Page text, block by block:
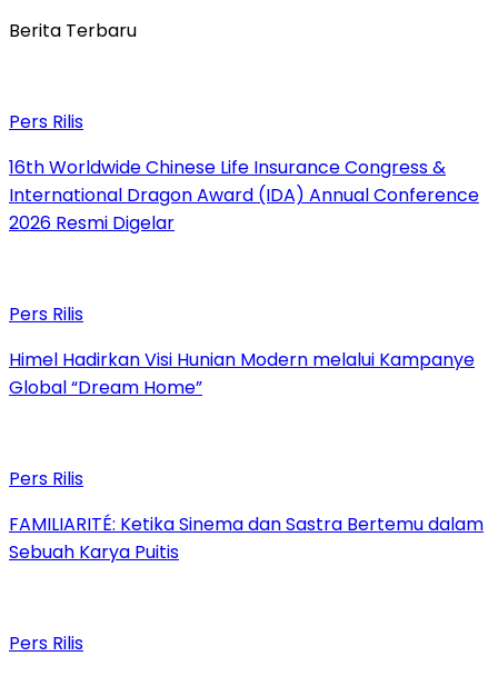
Berita Terbaru
Pers Rilis
16th Worldwide Chinese Life Insurance Congress &
International Dragon Award (IDA) Annual Conference
2026 Resmi Digelar
Pers Rilis
Himel Hadirkan Visi Hunian Modern melalui Kampanye
Global “Dream Home”
Pers Rilis
FAMILIARITÉ: Ketika Sinema dan Sastra Bertemu dalam
Sebuah Karya Puitis
Pers Rilis